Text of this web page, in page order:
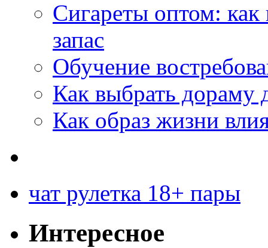
Сигареты оптом:
запас
Обучение
Как выбрать дораму
Как образ жизни
чат рулетка 18+ пары
Интересное